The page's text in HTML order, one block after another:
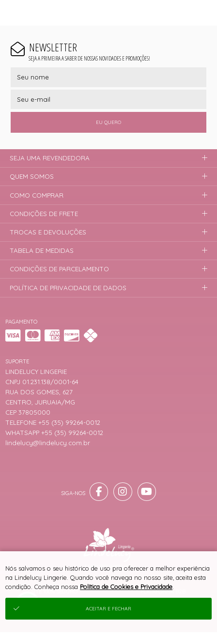
NEWSLETTER
SEJA A PRIMEIRA A SABER DE NOSSAS NOVIDADES E PROMOÇÕES!
EU QUERO
PAGAMENTO
SITE 100% SEGURO PLATAFORMA B2B
SUPORTE
LINDELUCY LINGERIE
CNPJ 01.231.138/0001-64
RUA DOS GOMES, 627
CENTRO, JURUAIA/MG
CEP 37805000
TELEFONE +55 (35) 99264-0012
WHATSAPP +55 (35) 99264-0012
lindelucy@lindelucy.com.br
SEJA UMA REVENDEDORA
QUEM SOMOS
COMO COMPRAR
CONDIÇÕES DE FRETE
TROCAS E DEVOLUÇÕES
TABELA DE MEDIDAS
CONDIÇÕES DE PARCELAMENTO
POLÍTICA DE PRIVACIDADE DE DADOS
® TODOS DIREITOS RESERVADOS
Nós salvamos o seu histórico de uso pra oferecer a melhor experiência
na Lindelucy Lingerie. Quando você navega no nosso site, aceita esta
condição. Conheça nossa Política de Cookies e Privacidade
ACEITAR E FECHAR